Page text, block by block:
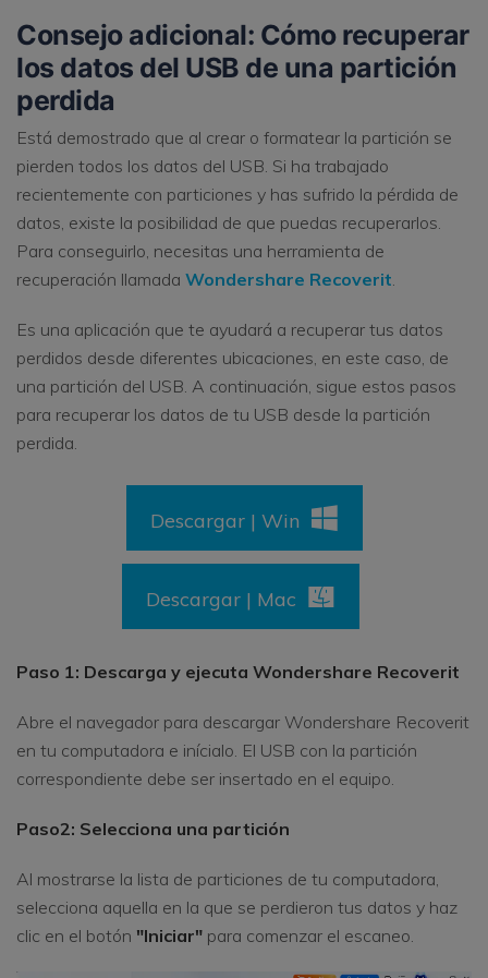
Consejo adicional: Cómo recuperar
los datos del USB de una partición
perdida
Está demostrado que al crear o formatear la partición se
pierden todos los datos del USB. Si ha trabajado
recientemente con particiones y has sufrido la pérdida de
datos, existe la posibilidad de que puedas recuperarlos.
Para conseguirlo, necesitas una herramienta de
recuperación llamada Wondershare Recoverit.
Es una aplicación que te ayudará a recuperar tus datos
perdidos desde diferentes ubicaciones, en este caso, de
una partición del USB. A continuación, sigue estos pasos
para recuperar los datos de tu USB desde la partición
perdida.
Descargar | Win
Descargar | Mac
Paso 1: Descarga y ejecuta Wondershare Recoverit
Abre el navegador para descargar Wondershare Recoverit
en tu computadora e inícialo. El USB con la partición
correspondiente debe ser insertado en el equipo.
Paso2: Selecciona una partición
Al mostrarse la lista de particiones de tu computadora,
selecciona aquella en la que se perdieron tus datos y haz
clic en el botón "Iniciar" para comenzar el escaneo.